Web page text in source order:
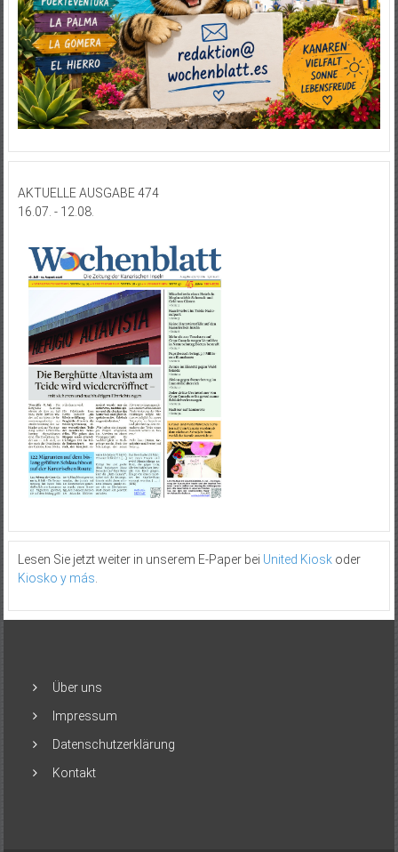
AKTUELLE AUSGABE 474
16.07. - 12.08.
Lesen Sie jetzt weiter in unserem E-Paper bei United Kioskoder
Kiosko y más
Über uns
Impressum
Datenschutzerklärung
Kontakt